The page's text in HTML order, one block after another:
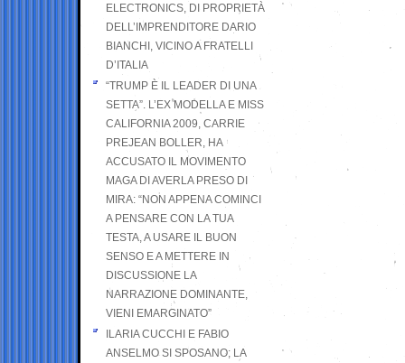
ELECTRONICS, DI PROPRIETÀ
DELL’IMPRENDITORE DARIO
BIANCHI, VICINO A FRATELLI
D’ITALIA
“TRUMP È IL LEADER DI UNA
SETTA”. L’EX MODELLA E MISS
CALIFORNIA 2009, CARRIE
PREJEAN BOLLER, HA
ACCUSATO IL MOVIMENTO
MAGA DI AVERLA PRESO DI
MIRA: “NON APPENA COMINCI
A PENSARE CON LA TUA
TESTA, A USARE IL BUON
SENSO E A METTERE IN
DISCUSSIONE LA
NARRAZIONE DOMINANTE,
VIENI EMARGINATO”
ILARIA CUCCHI E FABIO
ANSELMO SI SPOSANO; LA